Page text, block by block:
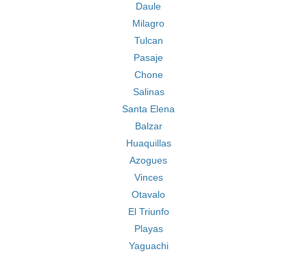
Daule
Milagro
Tulcan
Pasaje
Chone
Salinas
Santa Elena
Balzar
Huaquillas
Azogues
Vinces
Otavalo
El Triunfo
Playas
Yaguachi